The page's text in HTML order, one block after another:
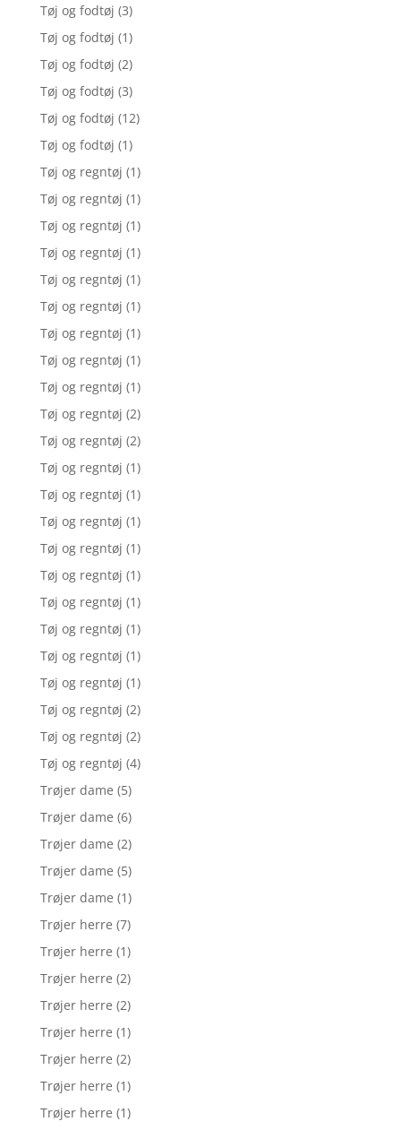
Tøj og fodtøj (3)
Tøj og fodtøj (1)
Tøj og fodtøj (2)
Tøj og fodtøj (3)
Tøj og fodtøj (12)
Tøj og fodtøj (1)
Tøj og regntøj (1)
Tøj og regntøj (1)
Tøj og regntøj (1)
Tøj og regntøj (1)
Tøj og regntøj (1)
Tøj og regntøj (1)
Tøj og regntøj (1)
Tøj og regntøj (1)
Tøj og regntøj (1)
Tøj og regntøj (2)
Tøj og regntøj (2)
Tøj og regntøj (1)
Tøj og regntøj (1)
Tøj og regntøj (1)
Tøj og regntøj (1)
Tøj og regntøj (1)
Tøj og regntøj (1)
Tøj og regntøj (1)
Tøj og regntøj (1)
Tøj og regntøj (1)
Tøj og regntøj (2)
Tøj og regntøj (2)
Tøj og regntøj (4)
Trøjer dame (5)
Trøjer dame (6)
Trøjer dame (2)
Trøjer dame (5)
Trøjer dame (1)
Trøjer herre (7)
Trøjer herre (1)
Trøjer herre (2)
Trøjer herre (2)
Trøjer herre (1)
Trøjer herre (2)
Trøjer herre (1)
Trøjer herre (1)